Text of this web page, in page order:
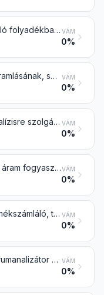
Fajsúlymérő és hasonló folyadékban úszó mérőműszer, hőmérő, pirométer, barométer, higrométer és pszichrométer, regisztrálóval is, és mindezek egymással kombinálva is VÁM
0%
Folyadék vagy gáz áramlásának, szintjének, nyomásának vagy más változó jellemzőinek mérésére vagy ellenőrzésére szolgáló műszer és készülék (pl. áramlásmérő, szintjelző, manométer, hőmennyiségmérő), a 9014, 9015, 9028 vagy a 9032 vtsz. alá tartozó műszer és készülék kivételével VÁM
0%
Fizikai vagy vegyi analízisre szolgáló műszer és készülék (pl. polariméter, refraktométer, spektrométer, füst- vagy gázanalizátor); viszkozitást, porozitást, nyúlást, felületi feszültséget vagy hasonló jellemzőket mérő vagy ellenőrző eszköz és készülék; hő-, hang- vagy fénymennyiségek mérésére vagy ellenőrzésére szolgáló műszer és készülék (a megvilágítási-időmérő is); mikrotom (metszetkészítő) VÁM
0%
Gáz-, folyadék- vagy áram fogyasztásának vagy előállításának mérésére szolgáló készülék, ezek hitelesítésére szolgáló mérőeszköz isVÁM
0%
Fordulatszámláló, termékszámláló, taxióra, kilométer-számláló, lépészámláló és hasonló készülék; sebességmérő és tachométer, a 9014 vagy 9015 vtsz. alá tartozó készülék kivételével; stroboszkóp VÁM
0%
Oszcilloszkóp, spektrumanalizátor és elektromos mennyiségek mérésére vagy ellenőrzésére szolgáló más műszer és készülék, a 9028 vtsz. alá tartozó mérőműszerek kivételével; alfa-, béta-, gamma-, röntgen-, kozmikus- vagy más ionizáló sugárzás kimutatására vagy mérésére szolgáló műszer és készülék VÁM
0%